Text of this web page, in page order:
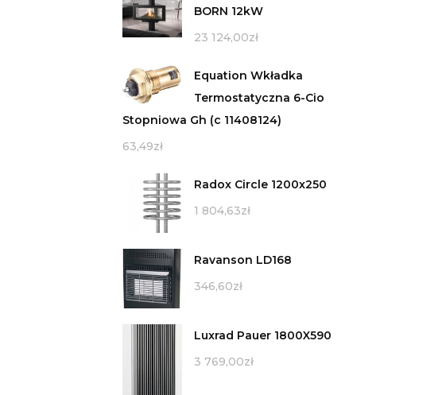
BORN 12kW
23 124,00zł
Equation Wkładka
Termostatyczna 6-Cio
Stopniowa Gh (c 11408124)
63,49zł
Radox Circle 1200x250
1 804,63zł
Ravanson LD168
346,60zł
Luxrad Pauer 1800X590
3 769,00zł